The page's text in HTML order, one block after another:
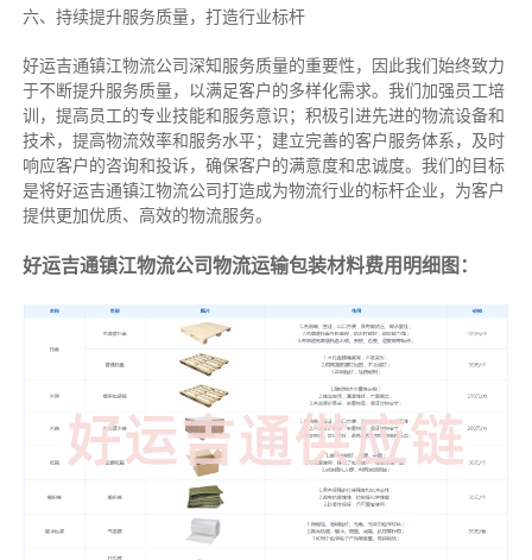
六、持续提升服务质量，打造行业标杆
好运吉通镇江物流公司深知服务质量的重要性，因此我们始终致力
于不断提升服务质量，以满足客户的多样化需求。我们加强员工培
训，提高员工的专业技能和服务意识；积极引进先进的物流设备和
技术，提高物流效率和服务水平；建立完善的客户服务体系，及时
响应客户的咨询和投诉，确保客户的满意度和忠诚度。我们的目标
是将好运吉通镇江物流公司打造成为物流行业的标杆企业，为客户
提供更加优质、高效的物流服务。
好运吉通镇江物流公司物流运输包装材料费用明细图：